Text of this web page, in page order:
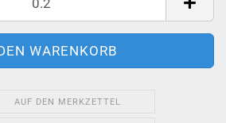
AUF DEN MERKZETTEL